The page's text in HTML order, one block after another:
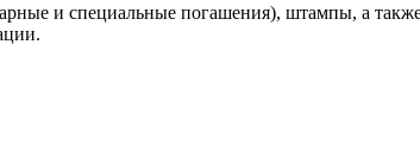
и специальные погашения), штампы, а